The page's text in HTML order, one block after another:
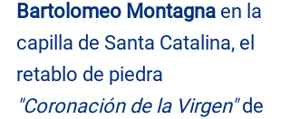
Bartolomeo Montagna en la
capilla de Santa Catalina, el
retablo de piedra
"Coronación de la Virgen" de